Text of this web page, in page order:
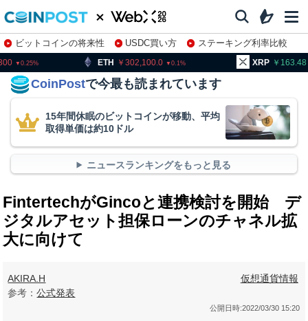
ビットコインの将来性 USDC買い方
ステーキング利率比較
株特集・関連銘柄
302,100.0 XRP 163.48
CoinPostで今最も読まれています
15年間休眠のビットコインが移動、平均
取得単価は約10ドル
ニュースランキングをもっと見る
FintertechがGincoと連携検討を開始 デ
ジタルアセット担保ローンのチャネル拡
大に向けて
AKIRA.H
参考：公式発表
仮想通貨情報
公開日時:2022/03/30 15:20